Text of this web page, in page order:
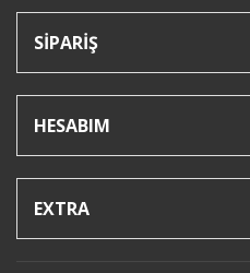
SİPARİŞ
HESABIM
EXTRA